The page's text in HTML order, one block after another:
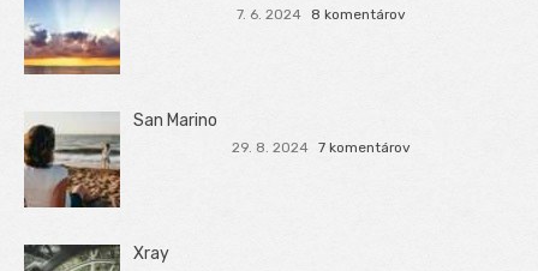
7. 6. 2024 8 komentárov
San Marino
29. 8. 2024 7 komentárov
Xray